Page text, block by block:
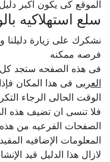
الموقع كى يكون اكبر
سلع استهلاكيه
نشكرك على زيارة دليلنا
فرصه ممكنه
فى هذه الصفحه ستجد
العربىفى هذا المكان فإذا
الوقت الحالى الرجاء
فلا تنسى ان تضيف هذه
الصفحات الفرعيه من هذه
المعلومات الإضافيه المفيده
لازال هذا الدليل قيد